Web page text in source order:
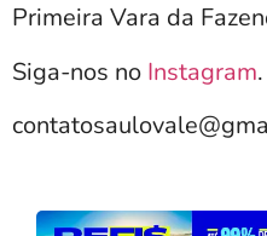
Primeira Vara da
Siga-nos no Instagram.